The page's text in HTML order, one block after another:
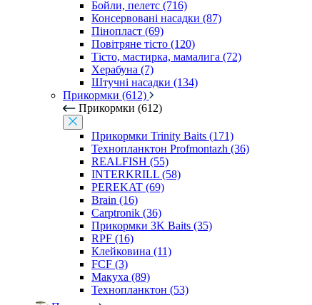
Бойли, пелетс (716)
Консервовані насадки (87)
Пінопласт (69)
Повітряне тісто (120)
Тісто, мастирка, мамалига (72)
Херабуна (7)
Штучні насадки (134)
Прикормки (612)
Прикормки (612)
Прикормки Trinity Baits (171)
Технопланктон Profmontazh (36)
REALFISH (55)
INTERKRILL (58)
PEREKAT (69)
Brain (16)
Carptronik (36)
Прикормки 3K Baits (35)
RPF (16)
Клейковина (11)
FCF (3)
Макуха (89)
Технопланктон (53)